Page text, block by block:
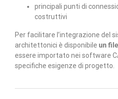
principali punti di
costruttivi
Per facilitare l’integrazione del
architettonici è disponibile un
essere importato nei software
specifiche esigenze di progetto.